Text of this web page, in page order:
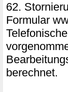
62.
Formular
berechnet.